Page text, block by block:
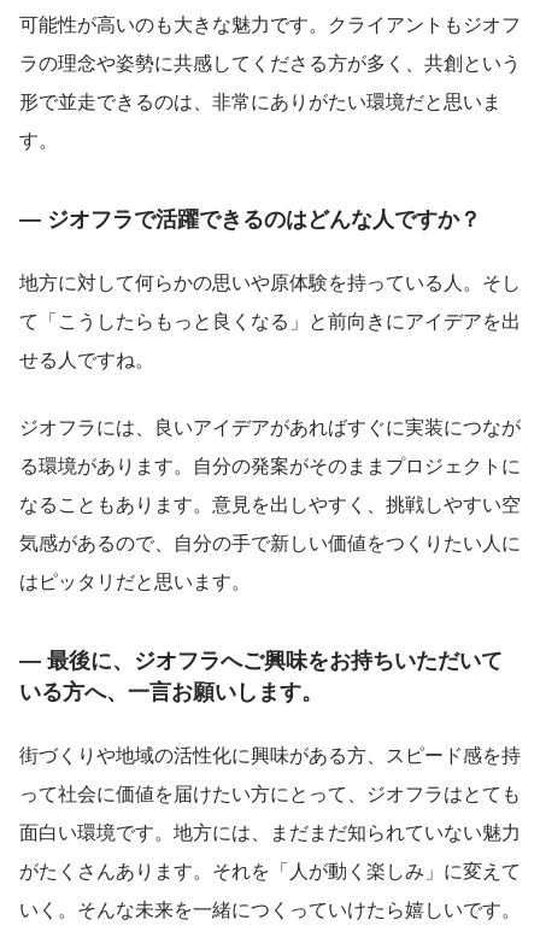
可能性が高いのも大きな魅力です。クライアントもジオフ
ラの理念や姿勢に共感してくださる方が多く、共創という
形で並走できるのは、非常にありがたい環境だと思いま
す。
― ジオフラで活躍できるのはどんな人ですか？
地方に対して何らかの思いや原体験を持っている人。そし
て「こうしたらもっと良くなる」と前向きにアイデアを出
せる人ですね。
ジオフラには、良いアイデアがあればすぐに実装につなが
る環境があります。自分の発案がそのままプロジェクトに
なることもあります。意見を出しやすく、挑戦しやすい空
気感があるので、自分の手で新しい価値をつくりたい人に
はピッタリだと思います。
― 最後に、ジオフラへご興味をお持ちいただいて
いる方へ、一言お願いします。
街づくりや地域の活性化に興味がある方、スピード感を持
って社会に価値を届けたい方にとって、ジオフラはとても
面白い環境です。地方には、まだまだ知られていない魅力
がたくさんあります。それを「人が動く楽しみ」に変えて
いく。そんな未来を一緒につくっていけたら嬉しいです。